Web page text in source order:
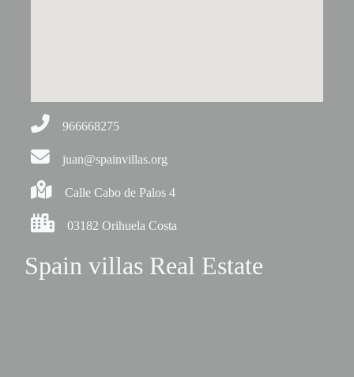
966668275
juan@spainvillas.org
Calle Cabo de Palos 4
03182 Orihuela Costa
Spain villas Real Estate